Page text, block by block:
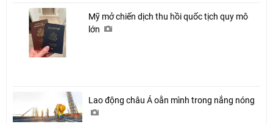
Mỹ mở chiến dịch thu hồi quốc tịch quy mô
lớn
Lao động châu Á oằn mình trong nắng nóng